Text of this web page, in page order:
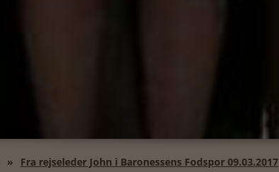
Fra rejseleder John i Baronessens Fodspor 09.03.2017